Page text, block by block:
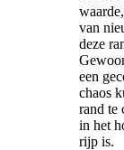
van
deze
een
chaos
rand te
in het
rijp is.